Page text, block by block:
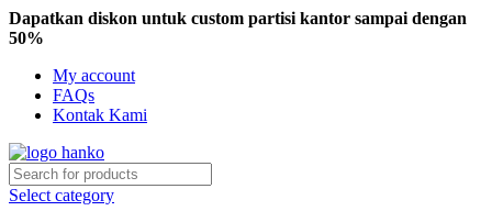
Dapatkan diskon untuk custom partisi kantor sampai dengan
50%
My account
FAQs
Kontak Kami
Select category